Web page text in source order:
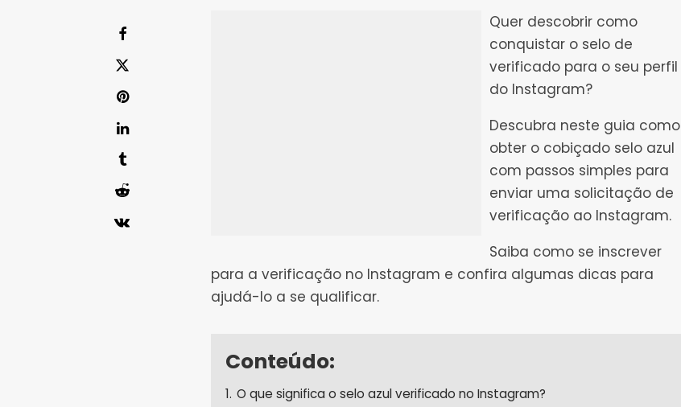
Quer descobrir como
conquistar o selo de
verificado para o seu perfil
do Instagram?
Descubra neste guia como
obter o cobiçado selo azul
com passos simples para
enviar uma solicitação de
verificação ao Instagram.
Saiba como se inscrever
para a verificação no Instagram e confira algumas dicas para
ajudá-lo a se qualificar.
Conteúdo:
1. O que significa o selo azul verificado no Instagram?